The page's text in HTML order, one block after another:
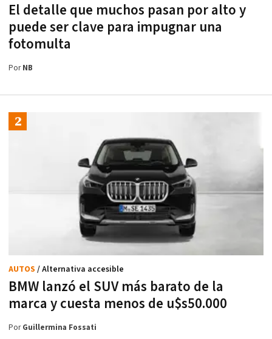
El detalle que muchos pasan por alto y
puede ser clave para impugnar una
fotomulta
PorNB
BMW lanzó el SUV más barato de la
marca y cuesta menos de u$s50.000
AUTOS / Alternativa accesible
PorGuillermina Fossati